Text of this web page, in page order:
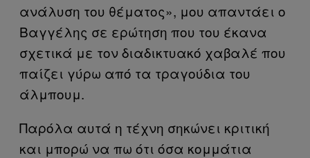
ανάλυση του θέματος», μου απαντάει ο
Βαγγέλης σε ερώτηση που του έκανα
σχετικά με τον διαδικτυακό χαβαλέ που
παίζει γύρω από τα τραγούδια του
άλμπουμ.
Παρόλα αυτά η τέχνη σηκώνει κριτική
και μπορώ να πω ότι όσα κομμάτια